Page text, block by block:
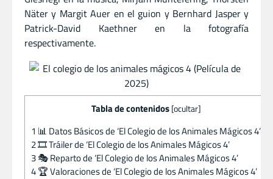
Näter y Margit Auer en el guion y Bernhard Jasper y
Patrick-David Kaethner en la fotografía
respectivamente.
Tabla de contenidos [ocultar]
1 📊 Datos Básicos de ‘El Colegio de los Animales Mágicos 4’
2🎞️ Tráiler de ‘El Colegio de los Animales Mágicos 4’
3🎭 Reparto de ‘El Colegio de los Animales Mágicos 4’
4🏆 Valoraciones de ‘El Colegio de los Animales Mágicos 4’